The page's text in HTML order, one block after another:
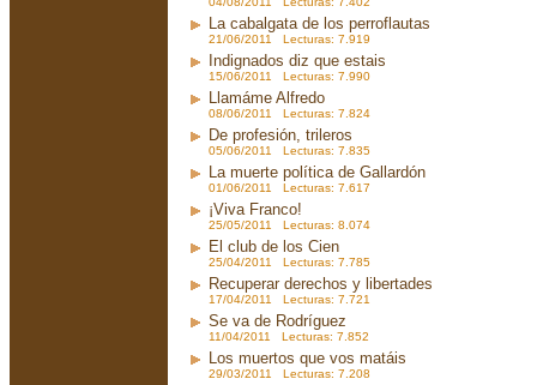
La cabalgata de los perroflautas
21/06/2011 Lecturas: 7.919
Indignados diz que estais
15/06/2011 Lecturas: 7.990
Llamáme Alfredo
08/06/2011 Lecturas: 7.824
De profesión, trileros
05/06/2011 Lecturas: 7.835
La muerte política de Gallardón
01/06/2011 Lecturas: 7.617
¡Viva Franco!
25/05/2011 Lecturas: 8.074
El club de los Cien
25/04/2011 Lecturas: 7.785
Recuperar derechos y libertades
17/04/2011 Lecturas: 7.721
Se va de Rodríguez
11/04/2011 Lecturas: 7.852
Los muertos que vos matáis
29/03/2011 Lecturas: 7.208